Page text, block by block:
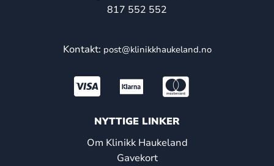
817 552 552
Kontakt: post@klinikkhaukeland.no
NYTTIGE LINKER
Om Klinikk Haukeland
Gavekort